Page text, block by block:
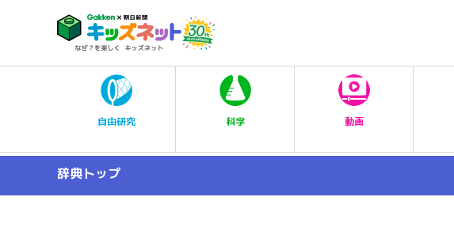
自由研究 科学 動画
辞典トップ